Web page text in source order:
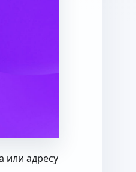
или адресу